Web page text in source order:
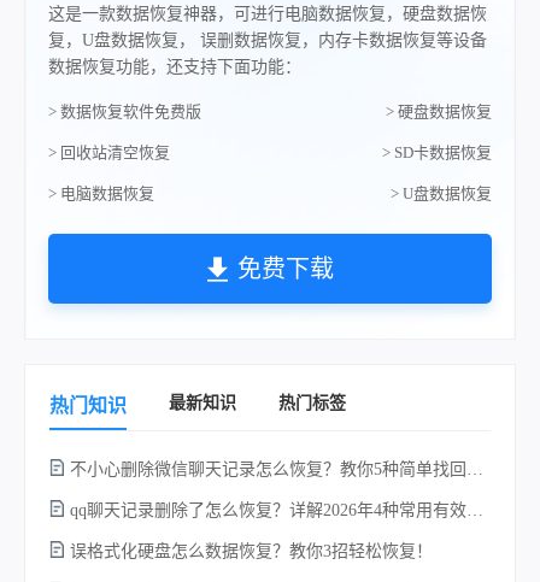
这是一款数据恢复神器，可进行电脑数据恢复，硬盘数据恢
复，U盘数据恢复， 误删数据恢复，内存卡数据恢复等设备
数据恢复功能，还支持下面功能：
> 数据恢复软件免费版 > 硬盘数据恢复
> 回收站清空恢复 > SD卡数据恢复
> 电脑数据恢复 > U盘数据恢复
免费下载
热门知识 最新知识 热门标签
不小心删除微信聊天记录怎么恢复？教你5种简单找回的方法！
qq聊天记录删除了怎么恢复？详解2026年4种常用有效的方法（支持.db数据库提取）
误格式化硬盘怎么数据恢复？教你3招轻松恢复！